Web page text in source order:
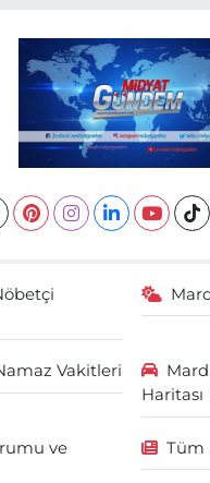
Vakitleri
Haritası
ve
Tüm